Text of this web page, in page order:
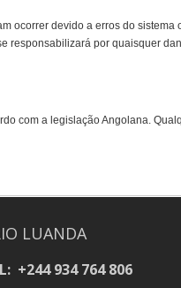
ocorrer devido a erros do
responsabilizará por quaisquer
com a legislação Angolana.
LUANDA
+244 934 764 806